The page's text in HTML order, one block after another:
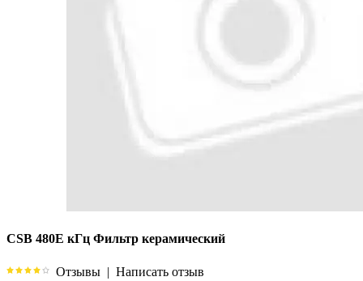
CSB 480E кГц Фильтр керамический
Отзывы | Написать отзыв